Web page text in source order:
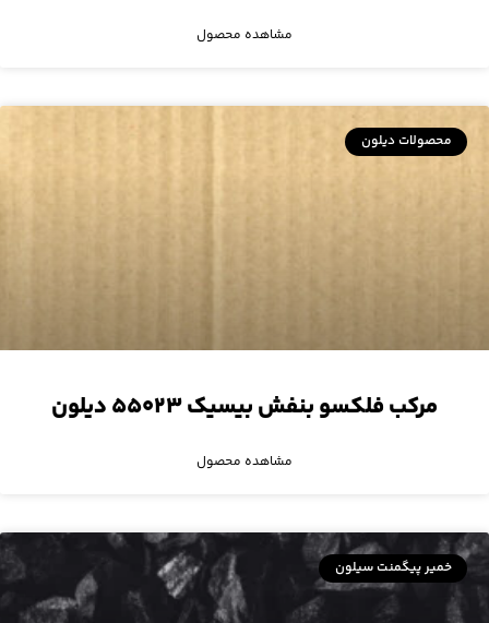
مشاهده محصول
محصولات دیلون
مرکب فلکسو بنفش بیسیک ۵۵۰۲۳ دیلون
مشاهده محصول
خمیر پیگمنت سیلون